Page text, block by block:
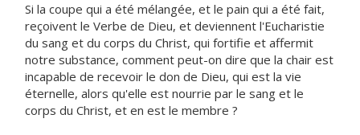
Si la coupe qui a été mélangée, et le pain qui a été fait,
reçoivent le Verbe de Dieu, et deviennent l'Eucharistie
du sang et du corps du Christ, qui fortifie et affermit
notre substance, comment peut-on dire que la chair est
incapable de recevoir le don de Dieu, qui est la vie
éternelle, alors qu'elle est nourrie par le sang et le
corps du Christ, et en est le membre ?